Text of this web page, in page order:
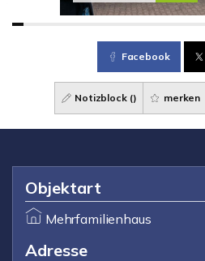
Facebook
Notizblock () merken
Objektart
Mehrfamilienhaus
Adresse